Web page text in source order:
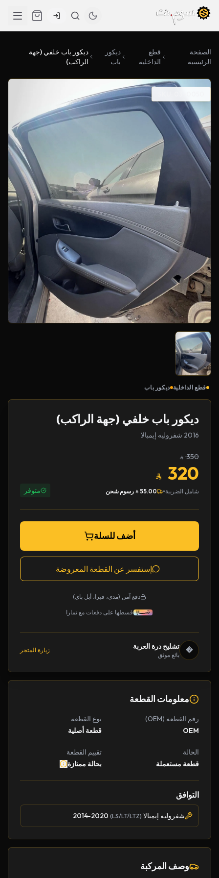
الصفحة
الرئيسية
قطع
الداخلية
ديكور
باب
ديكور باب خلفي (جهة
الراكب)
قطع الداخلية ديكور باب
ديكور باب خلفي (جهة الراكب)
2016 شفروليه إيمبالا
350
320
شامل الضريبة•
55.00 رسوم شحن متوفر
أضف للسلة
إستفسر عن القطعة المعروضة
دفع آمن (مدى، فيزا، أبل باي)
قسطها على دفعات مع تمارا
� تشليح درة العربة
بائع موثق
زيارة المتجر
معلومات القطعة
رقم القطعة (OEM)
OEM
نوع القطعة
قطعة أصلية
الحالة
قطعة مستعملة
تقييم القطعة
بحالة ممتازة
التوافق
شفروليه إيمبالا (LS/LT/LTZ)
وصف المركبة